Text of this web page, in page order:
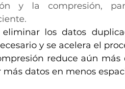
y la compresión,
los datos
y se acelera el
reduce aún
datos en menos